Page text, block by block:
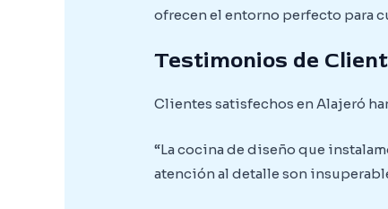
ofrecen el entorno perfecto para
Testimonios de
Clientes satisfechos en Alajeró
“La cocina de diseño que
atención al detalle son